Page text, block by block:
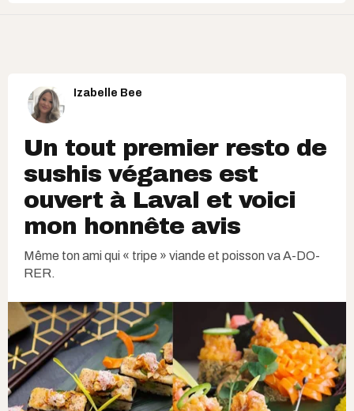
Izabelle Bee
Un tout premier resto de
sushis véganes est
ouvert à Laval et voici
mon honnête avis
Même ton ami qui « tripe » viande et poisson va A-DO-
RER.